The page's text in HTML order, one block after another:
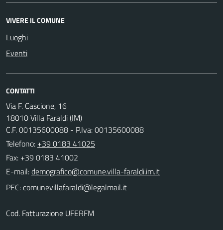
VIVERE IL COMUNE
Luoghi
Eventi
CONTATTI
Via F. Cascione, 16
18010 Villa Faraldi (IM)
C.F. 00135600088 - P.Iva: 00135600088
Telefono: +39 0183 41025
Fax: +39 0183 41002
E-mail:
PEC:
Cod. Fatturazione UFERFM